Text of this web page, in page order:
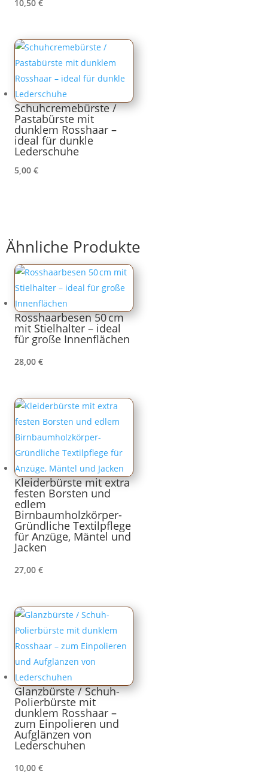
10,50 €
Schuhcremebürste /
Pastabürste mit
dunklem Rosshaar –
ideal für dunkle
Lederschuhe
5,00 €
Ähnliche Produkte
Rosshaarbesen 50 cm
mit Stielhalter – ideal
für große Innenflächen
28,00 €
Kleiderbürste mit extra
festen Borsten und
edlem
Birnbaumholzkörper-
Gründliche Textilpflege
für Anzüge, Mäntel und
Jacken
27,00 €
Glanzbürste / Schuh-
Polierbürste mit
dunklem Rosshaar –
zum Einpolieren und
Aufglänzen von
Lederschuhen
10,00 €